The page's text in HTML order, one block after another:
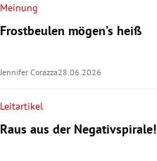
Meinung
Frostbeulen mögen’s heiß
Jennifer Corazza28.06.2026
Leitartikel
Raus aus der Negativspirale!